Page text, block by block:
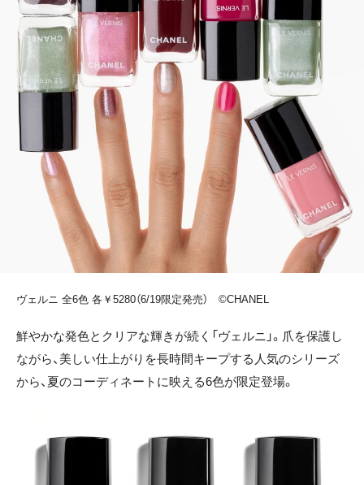
ヴェルニ 全6色 各￥5280（6/19限定発売） ©CHANEL
鮮やかな発色とクリアな輝きが続く「ヴェルニ」。爪を保護し
ながら、美しい仕上がりを長時間キープする人気のシリーズ
から、夏のコーディネートに映える6色が限定登場。